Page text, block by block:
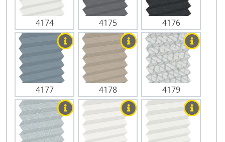
4174 4175 4176
4177 4178 4179